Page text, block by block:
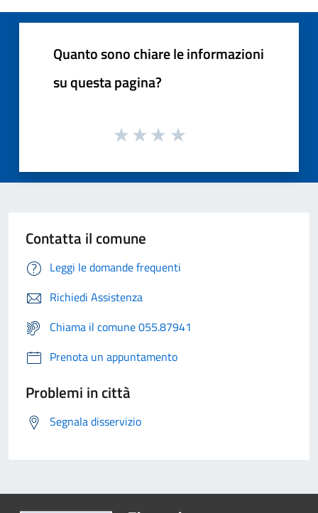
Quanto sono chiare le informazioni
su questa pagina?
Contatta il comune
Leggi le domande frequenti
Richiedi Assistenza
Chiama il comune 055.87941
Prenota un appuntamento
Problemi in città
Segnala disservizio